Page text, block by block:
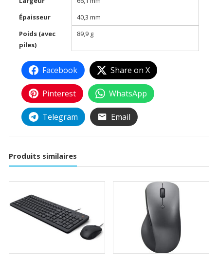
Épaisseur
40,3 mm
Poids (avec
piles)
89,9 g
Facebook Share on X
Pinterest WhatsApp
Telegram Email
Produits similaires